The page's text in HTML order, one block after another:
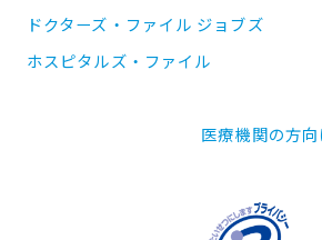
ドクターズ・ファイル ジョブズ
ホスピタルズ・ファイル
医療機関の方